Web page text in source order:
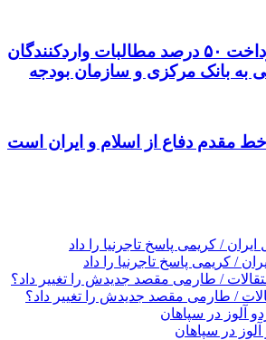
ابلاغ دستور پرداخت ۵۰ درصد مطالبات واردکنندگان
به بانک مرکزی و سازمان بودجه
مقدم دفاع از اسلام و ایران است
/ کریمی پاسخ تاجرنیا را داد
/ طارمی مقصد جدیدش را تغییر داد؟
در سپاهان